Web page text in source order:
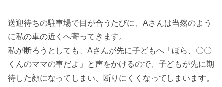
送迎待ちの駐車場で目が合うたびに、Aさんは当然のよう
に私の車の近くへ寄ってきます。
私が断ろうとしても、Aさんが先に子どもへ「ほら、〇〇
くんのママの車だよ」と声をかけるので、子どもが先に期
待した顔になってしまい、断りにくくなってしまいます。